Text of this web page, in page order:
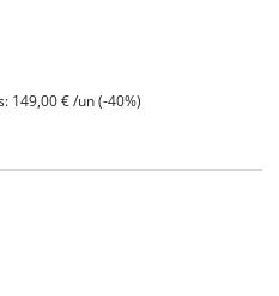
149,00 € /un (-40%)